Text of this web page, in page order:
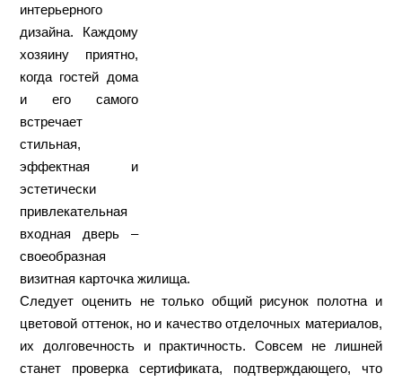
интерьерного
дизайна. Каждому
хозяину приятно,
когда гостей дома
и его самого
встречает
стильная,
эффектная и
эстетически
привлекательная
входная дверь –
своеобразная
визитная карточка жилища.
Следует оценить не только общий рисунок полотна и
цветовой оттенок, но и качество отделочных материалов,
их долговечность и практичность. Совсем не лишней
станет проверка сертификата, подтверждающего, что